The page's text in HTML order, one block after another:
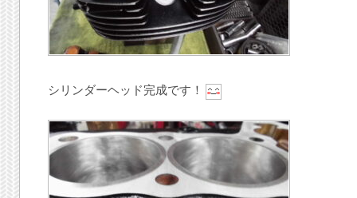
シリンダーヘッド完成です！